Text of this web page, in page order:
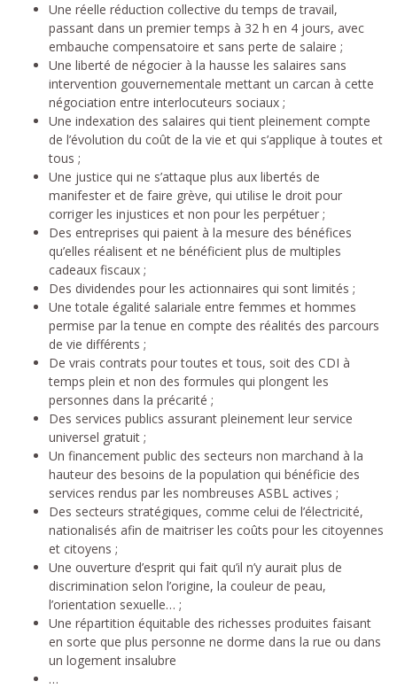
Une réelle réduction collective du temps de travail,
passant dans un premier temps à 32 h en 4 jours, avec
embauche compensatoire et sans perte de salaire ;
Une liberté de négocier à la hausse les salaires sans
intervention gouvernementale mettant un carcan à cette
négociation entre interlocuteurs sociaux ;
Une indexation des salaires qui tient pleinement compte
de l’évolution du coût de la vie et qui s’applique à toutes et
tous ;
Une justice qui ne s’attaque plus aux libertés de
manifester et de faire grève, qui utilise le droit pour
corriger les injustices et non pour les perpétuer ;
Des entreprises qui paient à la mesure des bénéfices
qu’elles réalisent et ne bénéficient plus de multiples
cadeaux fiscaux ;
Des dividendes pour les actionnaires qui sont limités ;
Une totale égalité salariale entre femmes et hommes
permise par la tenue en compte des réalités des parcours
de vie différents ;
De vrais contrats pour toutes et tous, soit des CDI à
temps plein et non des formules qui plongent les
personnes dans la précarité ;
Des services publics assurant pleinement leur service
universel gratuit ;
Un financement public des secteurs non marchand à la
hauteur des besoins de la population qui bénéficie des
services rendus par les nombreuses ASBL actives ;
Des secteurs stratégiques, comme celui de l’électricité,
nationalisés afin de maitriser les coûts pour les citoyennes
et citoyens ;
Une ouverture d’esprit qui fait qu’il n’y aurait plus de
discrimination selon l’origine, la couleur de peau,
l’orientation sexuelle… ;
Une répartition équitable des richesses produites faisant
en sorte que plus personne ne dorme dans la rue ou dans
un logement insalubre
…